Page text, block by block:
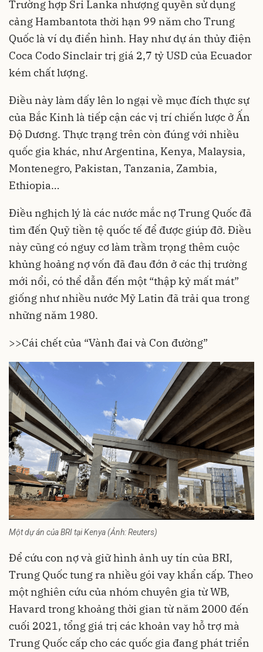
Trường hợp Sri Lanka nhượng quyền sử dụng
cảng Hambantota thời hạn 99 năm cho Trung
Quốc là ví dụ điển hình. Hay như dự án thủy điện
Coca Codo Sinclair trị giá 2,7 tỷ USD của Ecuador
kém chất lượng.
Điều này làm dấy lên lo ngại về mục đích thực sự
của Bắc Kinh là tiếp cận các vị trí chiến lược ở Ấn
Độ Dương. Thực trạng trên còn đúng với nhiều
quốc gia khác, như Argentina, Kenya, Malaysia,
Montenegro, Pakistan, Tanzania, Zambia,
Ethiopia…
Điều nghịch lý là các nước mắc nợ Trung Quốc đã
tìm đến Quỹ tiền tệ quốc tế để được giúp đỡ. Điều
này cũng có nguy cơ làm trầm trọng thêm cuộc
khủng hoảng nợ vốn đã đau đớn ở các thị trường
mới nổi, có thể dẫn đến một “thập kỷ mất mát”
giống như nhiều nước Mỹ Latin đã trải qua trong
những năm 1980.
>>Cái chết của “Vành đai và Con đường”
Một dự án của BRI tại Kenya (Ảnh: Reuters)
Để cứu con nợ và giữ hình ảnh uy tín của BRI,
Trung Quốc tung ra nhiều gói vay khẩn cấp. Theo
một nghiên cứu của nhóm chuyên gia từ WB,
Havard trong khoảng thời gian từ năm 2000 đến
cuối 2021, tổng giá trị các khoản vay hỗ trợ mà
Trung Quốc cấp cho các quốc gia đang phát triển